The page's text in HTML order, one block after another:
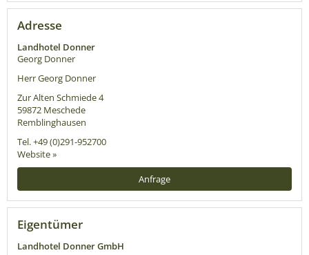
Adresse
Landhotel Donner
Georg Donner
Herr Georg Donner
Zur Alten Schmiede 4
59872 Meschede
Remblinghausen
Tel.+49 (0)291-952700
Website »
Anfrage
Eigentümer
Landhotel Donner GmbH